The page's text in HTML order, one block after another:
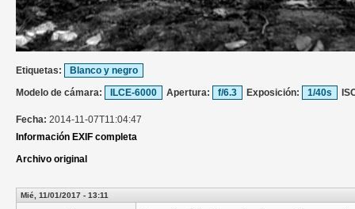
Etiquetas:
Blanco y negro
Modelo de cámara:
ILCE-6000 Apertura: f/6.3 Exposición: 1/40s
Fecha: 2014-11-07T11:04:47
Información EXIF completa
Archivo original
Mié, 11/01/2017 - 13:11